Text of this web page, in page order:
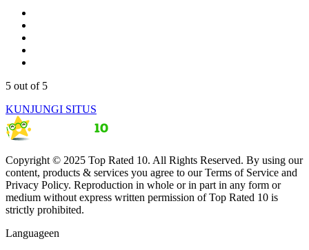
5 out of 5
KUNJUNGI SITUS
Copyright © 2025 Top Rated 10. All Rights Reserved. By using our
content, products & services you agree to our Terms of Service and
Privacy Policy. Reproduction in whole or in part in any form or
medium without express written permission of Top Rated 10 is
strictly prohibited.
Languageen